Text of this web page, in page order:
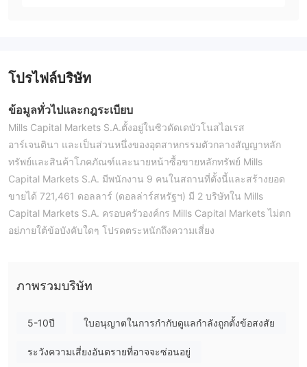
โปรไฟล์บริษัท
ข้อมูลทั่วไปและกฎระเบียบ
Mills Capital Markets S.A.ตั้งอยู่ในซิวดัดเดบัวโนสไอเรส
อาร์เจนตินา และเป็นส่วนหนึ่งของอุตสาหกรรมตัวกลางสัญญาหลัก
ทรัพย์และสินค้าโภคภัณฑ์และนายหน้าซื้อขายหลักทรัพย์ Mills
Capital Markets S.A. มีพนักงาน 9 คนในสถานที่ตั้งนี้และสร้างยอด
ขายได้ 721,461 ดอลลาร์ (ดอลล่าร์สหรัฐฯ) มี 2 บริษัทใน Mills
Capital Markets S.A. ครอบครัวองค์กร Mills Capital Markets ไม่ตก
อยู่ภายใต้ข้อบังคับใดๆ โปรดตระหนักถึงความเสี่ยง
อร์ส พันธบัตรบริษัท พอร์ตโฟลิโอที่มีการจัดการ หุ้น ทรัสต์ทางการเงิน
บริการลูกค้า
เดอะ Mills Capital Markets บริการสนับสนุนลูกค้าสามารถเข้าถึงได้
ทางอีเมล LinkedIn เท่านั้น ไม่มีแม้แต่เบอร์โทร.
ภาพรวมบริษัท
5-10ปี ใบอนุญาตในการกำกับดูแลกำลังถูกตั้งข้อสงสัย
ระวังความเสี่ยงอันตรายที่อาจจะซ่อนอยู่